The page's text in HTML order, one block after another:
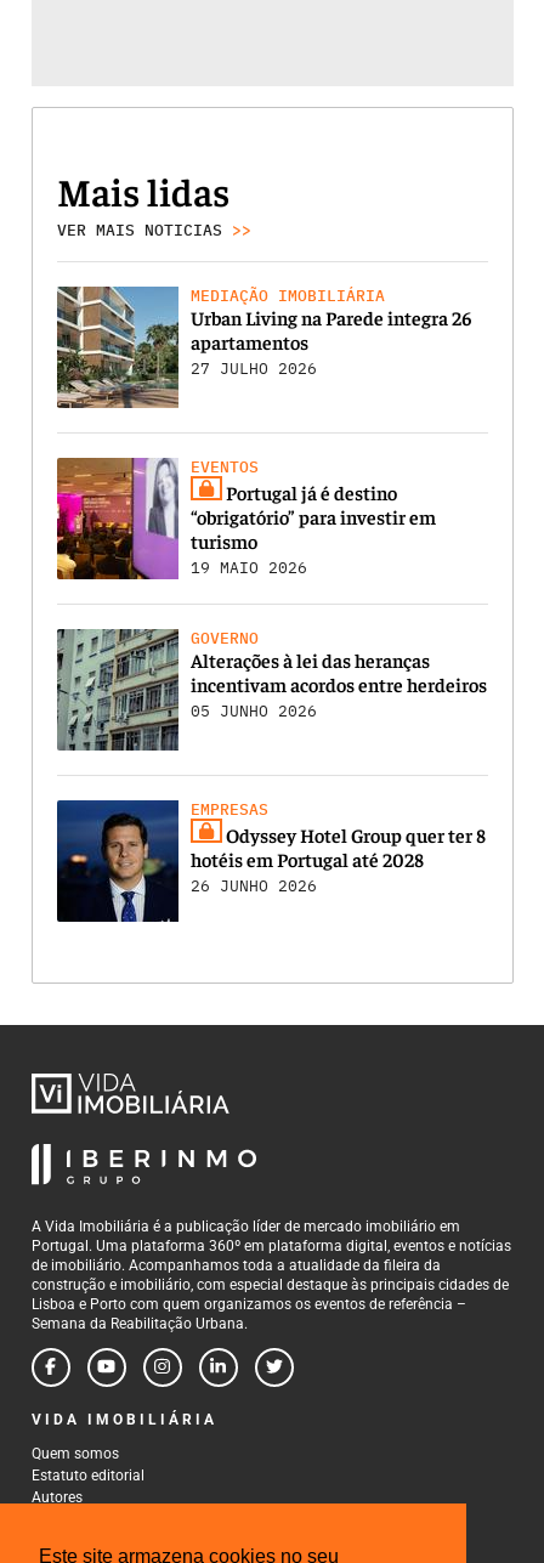
Este site armazena cookies no seu
Mais lidas
VER MAIS NOTICIAS >>
MEDIAÇÃO IMOBILIÁRIA
Urban Living na Parede integra 26
apartamentos
27 JULHO 2026
EVENTOS
Portugal já é destino
“obrigatório” para investir em
turismo
19 MAIO 2026
GOVERNO
Alterações à lei das heranças
incentivam acordos entre herdeiros
05 JUNHO 2026
EMPRESAS
Odyssey Hotel Group quer ter 8
hotéis em Portugal até 2028
26 JUNHO 2026
A Vida Imobiliária é a publicação líder de mercado imobiliário em
Portugal. Uma plataforma 360º em plataforma digital, eventos e notícias
de imobiliário. Acompanhamos toda a atualidade da fileira da
construção e imobiliário, com especial destaque às principais cidades de
Lisboa e Porto com quem organizamos os eventos de referência –
Semana da Reabilitação Urbana.
VIDA IMOBILIÁRIA
Quem somos
Estatuto editorial
Autores